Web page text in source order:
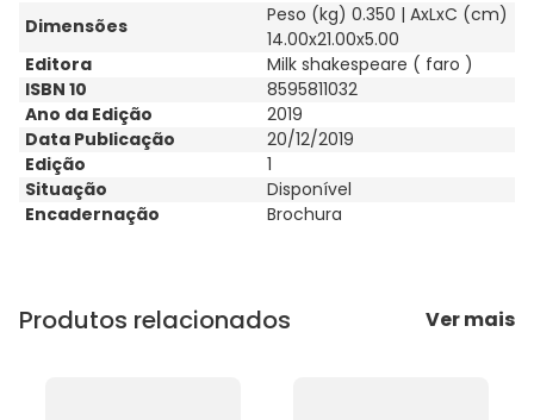
Dimensões
Peso (kg) 0.350 | AxLxC (cm)
14.00x21.00x5.00
Editora
Milk shakespeare ( faro )
ISBN 10
8595811032
Ano da Edição
2019
Data Publicação
20/12/2019
Edição
1
Situação
Disponível
Encadernação
Brochura
Produtos relacionados Ver mais